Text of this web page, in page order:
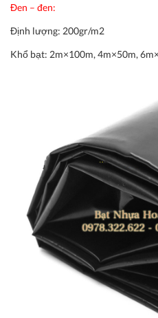
Đen – đen:
Định lượng: 200gr/m2
Khổ bạt: 2m×100m, 4m×50m,